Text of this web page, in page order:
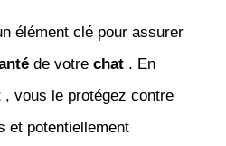
élément clé pour assurer
de votre chat. En
, vous le protégez contre
et potentiellement